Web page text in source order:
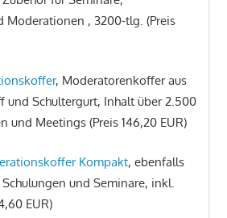
Moderationen , 3200-tlg. (Preis
, Moderatorenkoffer aus
und Schultergurt, Inhalt über 2.500
und Meetings (Preis 146,20 EUR)
Kompakt, ebenfalls
und Seminare, inkl.
EUR)